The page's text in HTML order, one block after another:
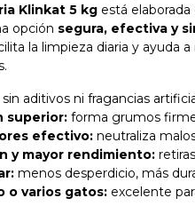
Klinkat 5 kg está elaborada
opción segura, efectiva y
la limpieza diaria y ayuda
sin aditivos ni fragancias
superior: forma grumos
efectivo: neutraliza
y mayor rendimiento:
menos desperdicio, más
o varios gatos: excelente